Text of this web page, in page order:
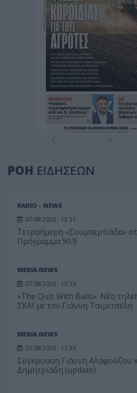
ΡΟΗ ΕΙΔΗΣΕΩΝ
RADIO - NEWS
07.08.2026 - 13:31
Τετραήμερη «Σουμπερτιάδα»
Πρόγραμμα 90.9
MEDIA NEWS
07.08.2026 - 13:15
«The Quiz With Balls»: Νέο
ΣΚΑΪ με τον Γιάννη Τσιμιτσέλη
MEDIA NEWS
07.08.2026 - 11:35
Σύγκρουση Γιάννη Αλαφούζου
Δημητριάδη (update)